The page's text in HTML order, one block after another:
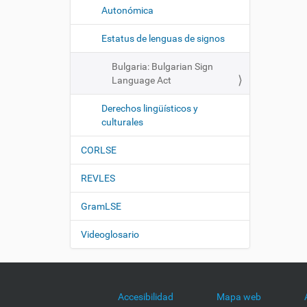
Autonómica
Estatus de lenguas de signos
Bulgaria: Bulgarian Sign
Language Act
Derechos lingüísticos y
culturales
CORLSE
REVLES
GramLSE
Videoglosario
Accesibilidad Mapa web